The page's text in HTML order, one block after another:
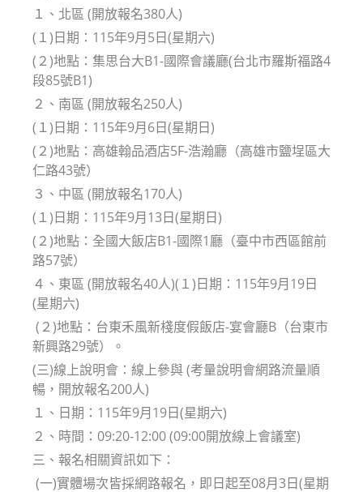
１、北區 (開放報名380人)
(１)日期：115年9月5日(星期六)
(２)地點：集思台大B1-國際會議廳(台北市羅斯福路4
段85號B1)
２、南區 (開放報名250人)
(１)日期：115年9月6日(星期日)
(２)地點：高雄翰品酒店5F-浩瀚廳（高雄市鹽埕區大
仁路43號）
３、中區 (開放報名170人)
(１)日期：115年9月13日(星期日)
(２)地點：全國大飯店B1-國際1廳（臺中市西區館前
路57號）
４、東區 (開放報名40人)(１)日期：115年9月19日
(星期六)
(２)地點：台東禾風新棧度假飯店-宴會廳B（台東市
新興路29號）。
(三)線上說明會：線上參與 (考量說明會網路流量順
暢，開放報名200人)
１、日期：115年9月19日(星期六)
２、時間：09:20-12:00 (09:00開放線上會議室)
三、報名相關資訊如下：
(一)實體場次皆採網路報名，即日起至08月3日(星期